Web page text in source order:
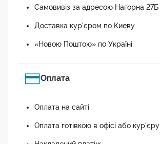
Самовивіз за адресою Нагорна 27Б
Доставка кур'єром по Киеву
«Новою Поштою» по Україні
Оплата
Оплата на сайті
Оплата готівкою в офісі або кур'єру